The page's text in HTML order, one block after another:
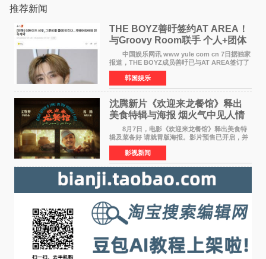
推荐新闻
THE BOYZ善旴签约AT AREA！
与Groovy Room联手 个人+团体
活动并行
中国娱乐网讯 www yule com cn 7日据独家
报道，THE BOYZ成员善旴已与AT AREA签订了
专属合约。AT AREA是由知名制作人组合
Groovy Room创立的hip-hop厂牌，旗下拥有多
位实力派音乐人，在韩
韩国娱乐
沈腾新片《欢迎来龙餐馆》释出
美食特辑与海报 烟火气中见人情
温暖
8月7日，电影《欢迎来龙餐馆》释出美食特
辑及菜备好 请就胃版海报。影片预售已开启，并
将于8月8日至10日14:00-21:00举行全国超前点
映。电影《欢迎来龙餐馆》作为战争美食喜剧大
片，讲述了中国
影视新闻